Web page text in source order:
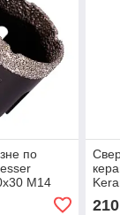
по
M14
210